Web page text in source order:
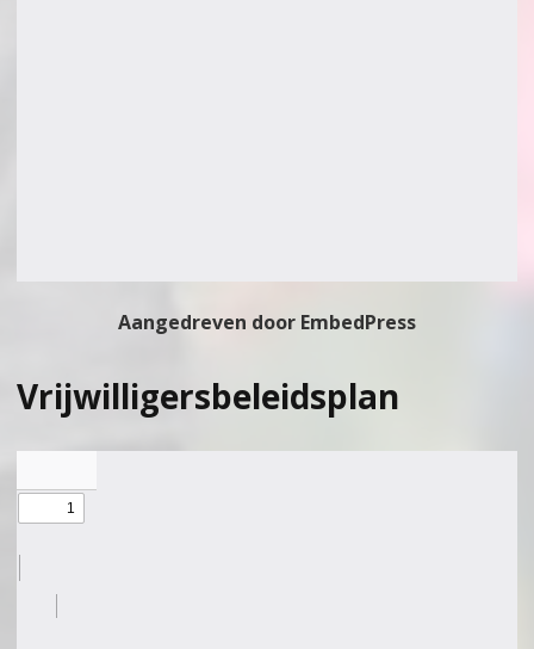
Aangedreven door EmbedPress
Vrijwilligersbeleidsplan